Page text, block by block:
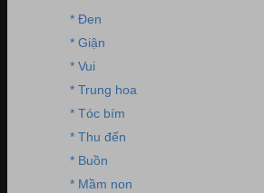
* Đen
* Giận
* Vui
* Trung hoa
* Tóc bím
* Thu đến
* Buồn
* Mầm non